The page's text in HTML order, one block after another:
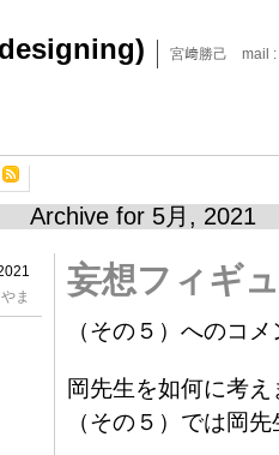
宮﨑勝己 mail :
Archive for 5月, 2021
ま 妄想フィギ
（その５）へのコ
岡先生を如何に考
（その５）では岡